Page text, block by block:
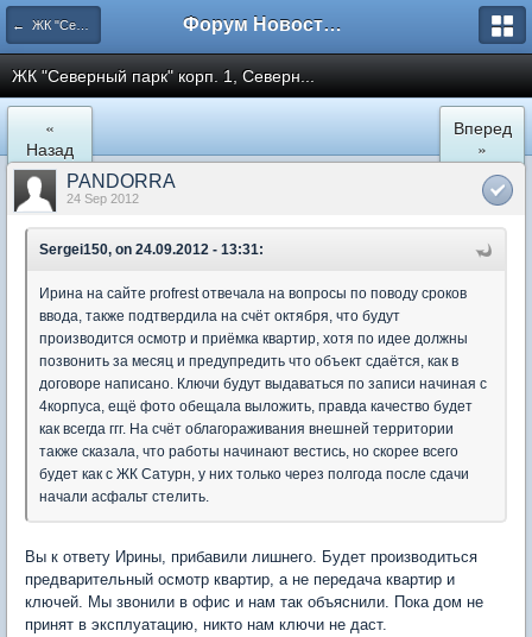
← ЖК "Северный Парк" Форум Новостройки
ЖК "Северный парк" корп. 1, Северн...
«
Назад
Вперед
»
PANDORRA
24 Sep 2012
Sergei150, on 24.09.2012 - 13:31:
Ирина на сайте profrest отвечала на вопросы по поводу сроков
ввода, также подтвердила на счёт октября, что будут
производится осмотр и приёмка квартир, хотя по идее должны
позвонить за месяц и предупредить что объект сдаётся, как в
договоре написано. Ключи будут выдаваться по записи начиная с
4корпуса, ещё фото обещала выложить, правда качество будет
как всегда ггг. На счёт облагораживания внешней территории
также сказала, что работы начинают вестись, но скорее всего
будет как с ЖК Сатурн, у них только через полгода после сдачи
начали асфальт стелить.
Вы к ответу Ирины, прибавили лишнего. Будет производиться
предварительный осмотр квартир, а не передача квартир и
ключей. Мы звонили в офис и нам так объяснили. Пока дом не
принят в эксплуатацию, никто нам ключи не даст.